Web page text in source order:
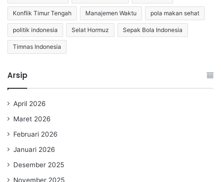
Konflik Timur Tengah Manajemen Waktu pola makan sehat
politik indonesia Selat Hormuz Sepak Bola Indonesia
Timnas Indonesia
Arsip
April 2026
Maret 2026
Februari 2026
Januari 2026
Desember 2025
November 2025